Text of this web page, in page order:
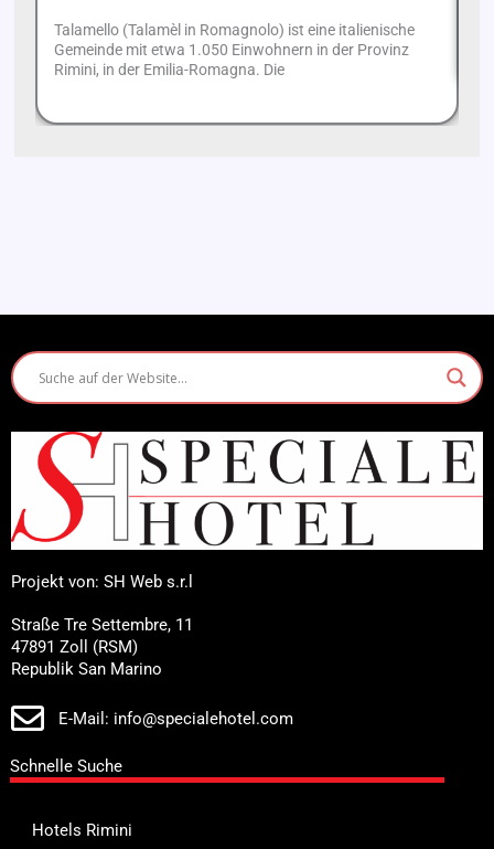
Talamello (Talamèl in Romagnolo) ist eine italienische
Gemeinde mit etwa 1.050 Einwohnern in der Provinz
Rimini, in der Emilia-Romagna. Die
Projekt von: SH Web s.r.l
Straße Tre Settembre, 11
47891 Zoll (RSM)
Republik San Marino
E-Mail: info@specialehotel.com
Schnelle Suche
Hotels Rimini